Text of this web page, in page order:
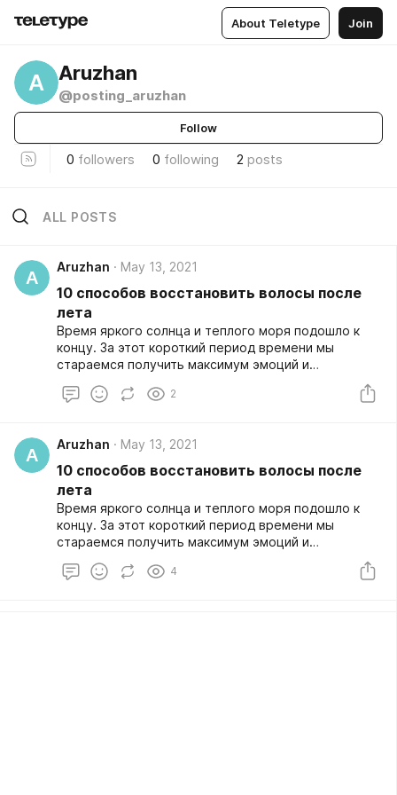
About Teletype Join
A Aruzhan
@posting_aruzhan
Follow
0 followers 0 following 2 posts
ALL POSTS
A
Aruzhan May 13, 2021
10 способов восстановить волосы после
лета
Время яркого солнца и теплого моря подошло к
концу. За этот короткий период времени мы
стараемся получить максимум эмоций и
вечерами. В погоне за впечатлениями мы часто
дополнительного внимания
2
A
Aruzhan May 13, 2021
10 способов восстановить волосы после
лета
Время яркого солнца и теплого моря подошло к
концу. За этот короткий период времени мы
стараемся получить максимум эмоций и
вечерами. В погоне за впечатлениями мы часто
4